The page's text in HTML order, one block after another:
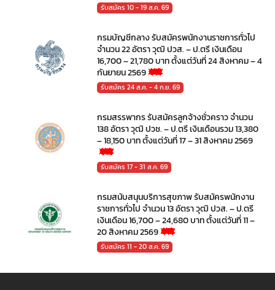
รับสมัคร 10 - 19 ส.ค. 69
กรมบัญชีกลาง รับสมัครพนักงานราชการทั่วไป
จำนวน 22 อัตรา วุฒิ ปวส. – ป.ตรี เงินเดือน
16,700 – 21,780 บาท ตั้งแต่วันที่ 24 สิงหาคม – 4
กันยายน 2569
รับสมัคร 24 ส.ค. - 4 ก.ย. 69
กรมสรรพากร รับสมัครลูกจ้างชั่วคราว จำนวน
138 อัตรา วุฒิ ปวช. – ป.ตรี เงินเดือนรวม 13,380
– 18,150 บาท ตั้งแต่วันที่ 17 – 31 สิงหาคม 2569
รับสมัคร 17 - 31 ส.ค. 69
กรมสนับสนุนบริการสุขภาพ รับสมัครพนักงาน
ราชการทั่วไป จำนวน 13 อัตรา วุฒิ ปวส. – ป.ตรี
เงินเดือน 16,700 – 24,680 บาท ตั้งแต่วันที่ 11 –
20 สิงหาคม 2569
รับสมัคร 11 - 20 ส.ค. 69